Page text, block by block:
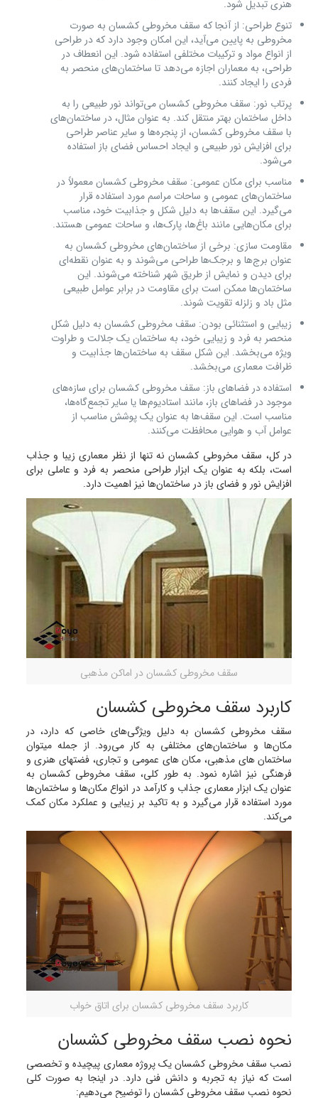
هنری تبدیل شود.
تنوع طراحی: از آنجا که سقف مخروطی کشسان به صورت
مخروطی به پایین می‌آید، این امکان وجود دارد که در طراحی
از انواع مواد و ترکیبات مختلفی استفاده شود. این انعطاف در
طراحی، به معماران اجازه می‌دهد تا ساختمان‌های منحصر به
فردی را ایجاد کنند.
پرتاب نور: سقف مخروطی کشسان می‌تواند نور طبیعی را به
داخل ساختمان بهتر منتقل کند. به عنوان مثال، در ساختمان‌های
با سقف مخروطی کشسان، از پنجره‌ها و سایر عناصر طراحی
برای افزایش نور طبیعی و ایجاد احساس فضای باز استفاده
می‌شود.
مناسب برای مکان عمومی: سقف مخروطی کشسان معمولاً در
ساختمان‌های عمومی و ساحات مراسم مورد استفاده قرار
می‌گیرد. این سقف‌ها به دلیل شکل و جذابیت خود، مناسب
برای مکان‌هایی مانند باغ‌ها، پارک‌ها، و ساحات عمومی هستند.
مقاومت سازی: برخی از ساختمان‌های مخروطی کشسان به
عنوان برج‌ها و برجک‌ها طراحی می‌شوند و به عنوان نقطه‌ای
برای دیدن و نمایش از طریق شهر شناخته می‌شوند. این
ساختمان‌ها ممکن است برای مقاومت در برابر عوامل طبیعی
مثل باد و زلزله تقویت شوند.
زیبایی و استثنائی بودن: سقف مخروطی کشسان به دلیل شکل
منحصر به فرد و زیبایی خود، به ساختمان یک جلالت و طراوت
ویژه می‌بخشد. این شکل سقف به ساختمان‌ها جذابیت و
ظرافت معماری می‌بخشد.
استفاده در فضاهای باز: سقف مخروطی کشسان برای سازه‌های
موجود در فضاهای باز، مانند استادیوم‌ها یا سایر تجمع‌گاه‌ها،
مناسب است. این سقف‌ها به عنوان یک پوشش مناسب از
عوامل آب و هوایی محافظت می‌کنند.
در کل، سقف مخروطی کشسان نه تنها از نظر معماری زیبا و جذاب
است، بلکه به عنوان یک ابزار طراحی منحصر به فرد و عاملی برای
افزایش نور و فضای باز در ساختمان‌ها نیز اهمیت دارد.
سقف مخروطی کشسان در اماکن مذهبی
کاربرد سقف مخروطی کشسان
سقف مخروطی کشسان به دلیل ویژگی‌های خاصی که دارد، در
مکان‌ها و ساختمان‌های مختلفی به کار می‌رود. از جمله میتوان
ساختمان های مذهبی، مکان های عمومی و تجاری، فضتهای هنری و
فرهنگی نیز اشاره نمود. به طور کلی، سقف مخروطی کشسان به
عنوان یک ابزار معماری جذاب و کارآمد در انواع مکان‌ها و ساختمان‌ها
مورد استفاده قرار می‌گیرد و به تاکید بر زیبایی و عملکرد مکان کمک
می‌کند.
کاربرد سقف مخروطی کشسان برای اتاق خواب
نحوه نصب سقف مخروطی کشسان
نصب سقف مخروطی کشسان یک پروژه معماری پیچیده و تخصصی
است که نیاز به تجربه و دانش فنی دارد. در اینجا به صورت کلی
نحوه نصب سقف مخروطی کشسان را توضیح می‌دهیم: